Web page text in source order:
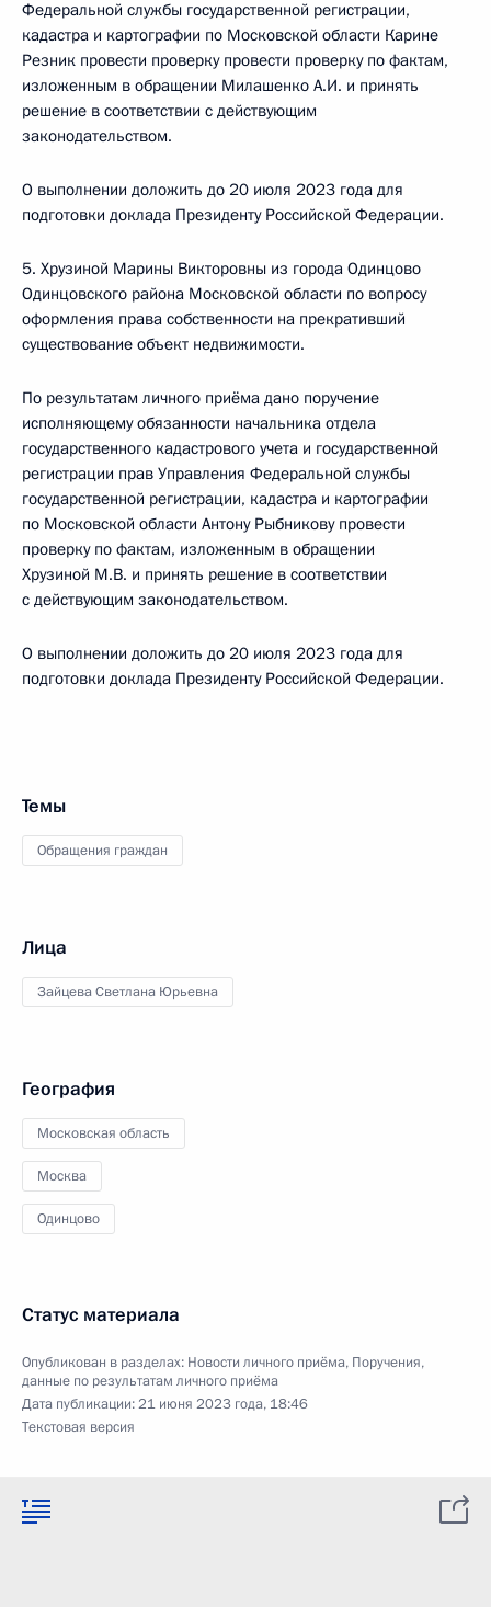
Федеральной службы государственной регистрации,
кадастра и картографии по Московской области Карине
Резник провести проверку провести проверку по фактам,
изложенным в обращении Милашенко А.И. и принять
решение в соответствии с действующим
законодательством.
О выполнении доложить до 20 июля 2023 года для
подготовки доклада Президенту Российской Федерации.
5. Хрузиной Марины Викторовны из города Одинцово
Одинцовского района Московской области по вопросу
оформления права собственности на прекративший
существование объект недвижимости.
По результатам личного приёма дано поручение
исполняющему обязанности начальника отдела
государственного кадастрового учета и государственной
регистрации прав Управления Федеральной службы
государственной регистрации, кадастра и картографии
по Московской области Антону Рыбникову провести
проверку по фактам, изложенным в обращении
Хрузиной М.В. и принять решение в соответствии
с действующим законодательством.
О выполнении доложить до 20 июля 2023 года для
подготовки доклада Президенту Российской Федерации.
Темы
Обращения граждан
Лица
Зайцева Светлана Юрьевна
География
Московская область
Москва
Одинцово
Статус материала
Опубликован в разделах: Новости личного приёма, Поручения,
данные по результатам личного приёма
Дата публикации:21 июня 2023 года, 18:46
Текстовая версия